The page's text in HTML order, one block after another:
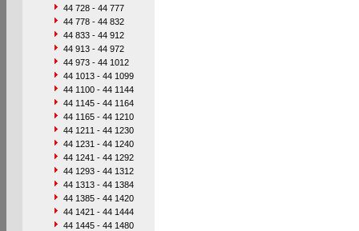
44 728 - 44 777
44 778 - 44 832
44 833 - 44 912
44 913 - 44 972
44 973 - 44 1012
44 1013 - 44 1099
44 1100 - 44 1144
44 1145 - 44 1164
44 1165 - 44 1210
44 1211 - 44 1230
44 1231 - 44 1240
44 1241 - 44 1292
44 1293 - 44 1312
44 1313 - 44 1384
44 1385 - 44 1420
44 1421 - 44 1444
44 1445 - 44 1480